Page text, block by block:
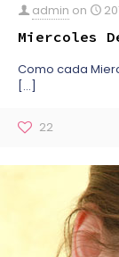
admin on
Miercoles
Como cada
[…]
22